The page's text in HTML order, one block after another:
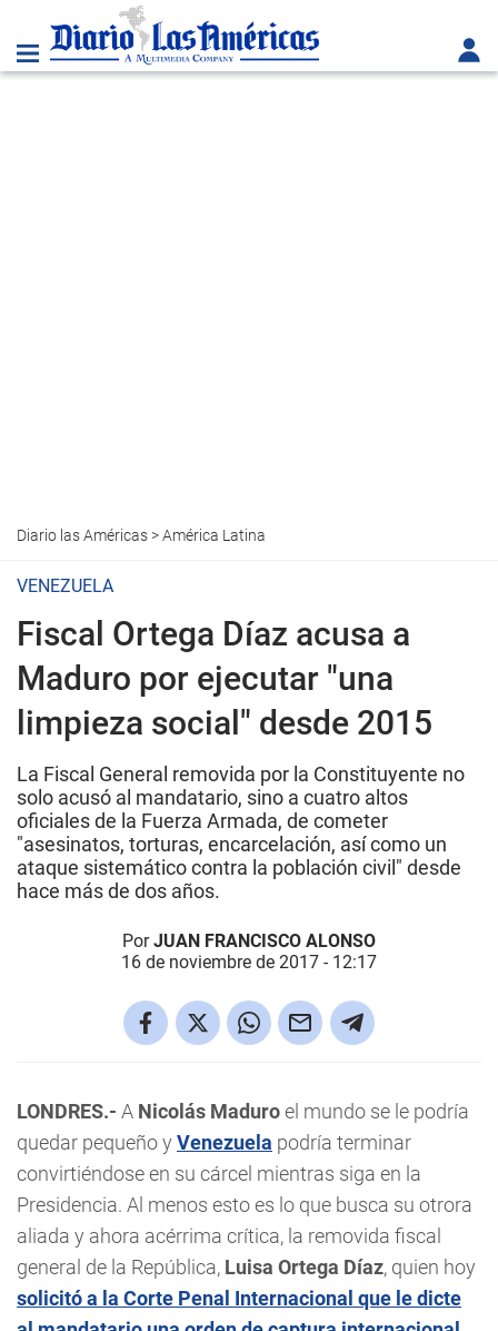
Diario las Américas>América Latina
VENEZUELA
Fiscal Ortega Díaz acusa a
Maduro por ejecutar "una
limpieza social" desde 2015
La Fiscal General removida por la Constituyente no
solo acusó al mandatario, sino a cuatro altos
oficiales de la Fuerza Armada, de cometer
"asesinatos, torturas, encarcelación, así como un
ataque sistemático contra la población civil" desde
hace más de dos años.
PorJUAN FRANCISCO ALONSO
16 de noviembre de 2017 - 12:17
LONDRES.- A Nicolás Maduroel mundo se le podría
quedar pequeño y Venezuela podría terminar
convirtiéndose en su cárcel mientras siga en la
Presidencia. Al menos esto es lo que busca su otrora
aliada y ahora acérrima crítica, la removida fiscal
general de la República, Luisa Ortega Díaz, quien hoy
solicitó a la Corte Penal Internacional que le dicte